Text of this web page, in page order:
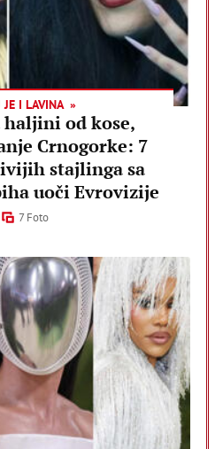
JE I LAVINA
haljini od kose,
Crnogorke: 7
stajlinga sa
uoči Evrovizije
7 Foto